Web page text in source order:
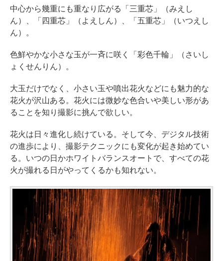
中心から幾重にも重なり広がる「三重芯」（みえし
ん）、「四重芯」（よえしん）、「五重芯」（いつえし
ん）。
色鮮やかな小さな玉が一斉に咲く「彩色千輪」（さいし
ょくせんりん）。
大玉だけでなく、小さい玉や噴出花火などにも魅力的な
花火が沢山ある。花火には微妙な色合いや美しい形があ
ることを知り撮影に挑んで欲しい。
花火は日々進化し続けている。そして今、デジタル技術
の進歩により、撮影テクニックにも変化が起き始めてい
る。いつの日かホワイトバランスオートで、すべての花
火が撮れる日がやってくるかも知れない。